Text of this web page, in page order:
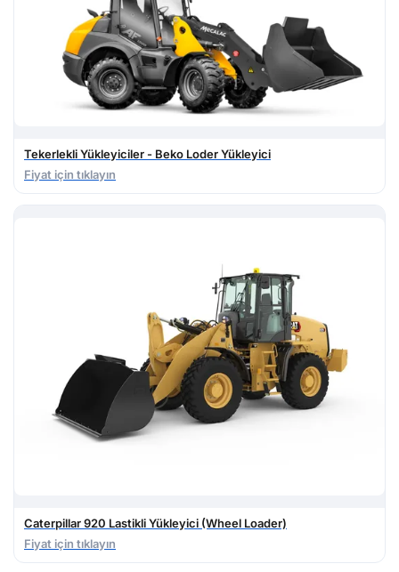
Tekerlekli Yükleyiciler - Beko Loder Yükleyici
Fiyat için tıklayın
Caterpillar 920 Lastikli Yükleyici (Wheel Loader)
Fiyat için tıklayın